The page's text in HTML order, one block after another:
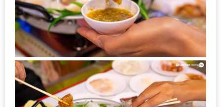
แจก
ฟรี
LINE
GIFTCODE!
ลายแทง
ความ
อร่อย